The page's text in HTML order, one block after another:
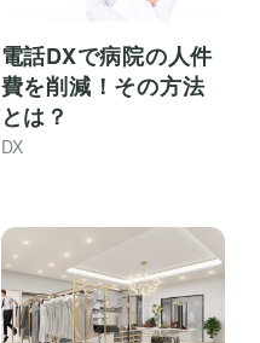
電話DXで病院の人件
費を削減！その方法
とは？
DX